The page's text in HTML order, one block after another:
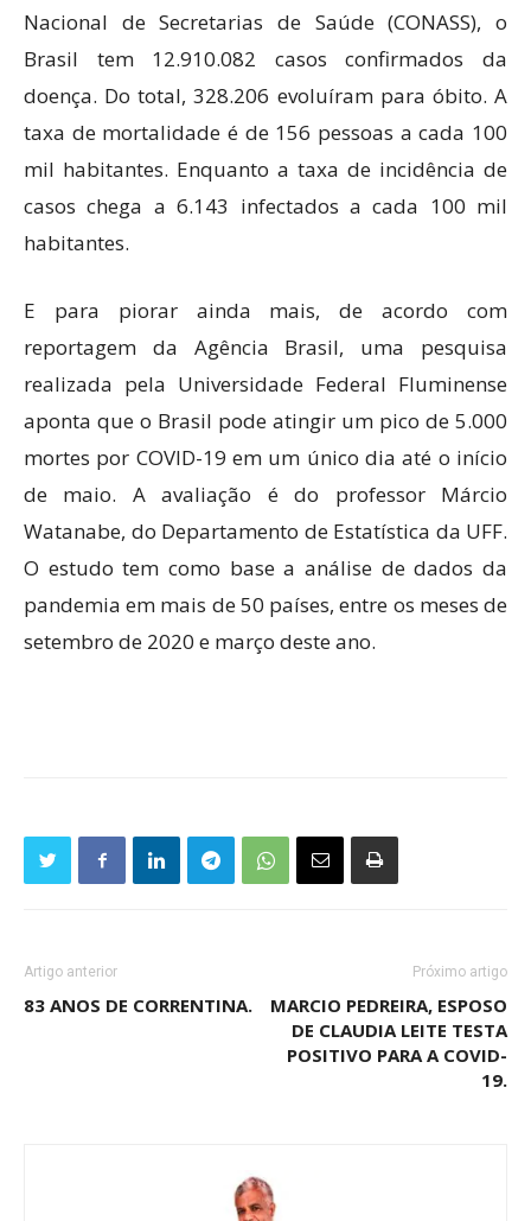
Nacional de Secretarias de Saúde (CONASS), o
Brasil tem 12.910.082 casos confirmados da
doença. Do total, 328.206 evoluíram para óbito. A
taxa de mortalidade é de 156 pessoas a cada 100
mil habitantes. Enquanto a taxa de incidência de
casos chega a 6.143 infectados a cada 100 mil
habitantes.
E para piorar ainda mais, de acordo com
reportagem da Agência Brasil, uma pesquisa
realizada pela Universidade Federal Fluminense
aponta que o Brasil pode atingir um pico de 5.000
mortes por COVID-19 em um único dia até o início
de maio. A avaliação é do professor Márcio
Watanabe, do Departamento de Estatística da UFF.
O estudo tem como base a análise de dados da
pandemia em mais de 50 países, entre os meses de
setembro de 2020 e março deste ano.
Artigo anterior
83 ANOS DE CORRENTINA.
Próximo artigo
MARCIO PEDREIRA, ESPOSO
DE CLAUDIA LEITE TESTA
POSITIVO PARA A COVID-
19.